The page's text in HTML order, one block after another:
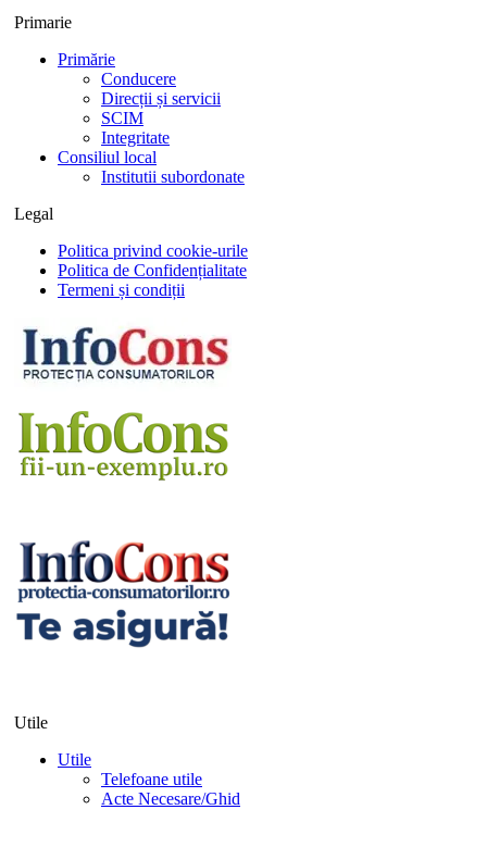
Primarie
Primărie
Conducere
Direcții și servicii
SCIM
Integritate
Consiliul local
Institutii subordonate
Legal
Politica privind cookie-urile
Politica de Confidențialitate
Termeni și condiții
Utile
Utile
Telefoane utile
Acte Necesare/Ghid